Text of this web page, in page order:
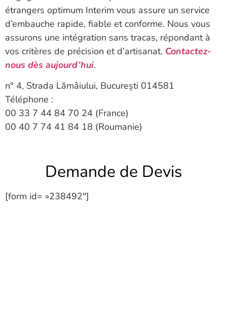
étrangers optimum Interim vous assure un service
d’embauche rapide, fiable et conforme. Nous vous
assurons une intégration sans tracas, répondant à
vos critères de précision et d’artisanat. Contactez-
nous dès aujourd’hui.
n° 4, Strada Lămâiului, București 014581
Téléphone :
00 33 7 44 84 70 24 (France)
00 40 7 74 41 84 18 (Roumanie)
Demande de Devis
[form id= »238492″]